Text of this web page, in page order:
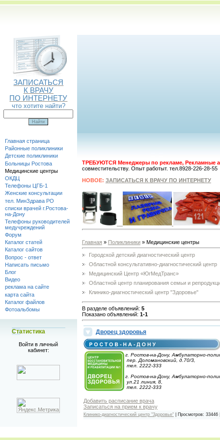
ЗАПИСАТЬСЯ
К ВРАЧУ
ПО ИНТЕРНЕТУ
что хотите найти?
Главная страница
Районные поликлиники
Детские поликлиники
Больницы Ростова
Медицинские центры
ОКДЦ
Телефоны ЦГБ-1
Женские консультации
тел. МинЗдрава РО
списки врачей г.Ростова-
на-Дону
Телефоны руководителей
медучреждений
Форум
Каталог статей
Каталог сайтов
Вопрос - ответ
Написать письмо
Блог
Видео
реклама на сайте
карта сайта
Каталог файлов
Фотоальбомы
Статистика
Войти в личный
кабинет:
ТРЕБУЮТСЯ Менеджеры по рекламе, Рекламные
совместительству. Опыт работыт. тел.8928-226-28-55
НОВОЕ: ЗАПИСАТЬСЯ К ВРАЧУ ПО ИНТЕРНЕТУ
Главная» Поликлиники» Медицинские центры
Городской детский диагностический центр
Областной консультативно-диагностический центр
Медицинский Центр «ЮгМедТранс»
Областной центр планирования семьи и
Клинико-диагностический центр "Здоровье"
В разделе объявлений: 5
Показано объявлений: 1-1
Дворец здоровья
г. Ростов-на-Дону, Амбулаторно-
пер. Доломановский, д.70/3,
тел. 2222-333
г. Ростов-на-Дону, Амбулаторно-
ул.21 линия, 8,
тел. 2222-333
Добавить расписание врача
Записаться на прием к врачу
Клинико-диагностический центр "Здоровье"| Просмотров: 33446